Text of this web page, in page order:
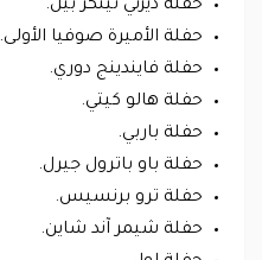
حفلة ديزني تينكر بيل.
حفلة الأميرة صوفيا الأولى.
حفلة فايندينج دوري.
حفلة هالو كيتي.
حفلة باربي.
حفلة باو باترول جيرل.
حفلة ترو برنسيس.
حفلة شيمر آند شاين.